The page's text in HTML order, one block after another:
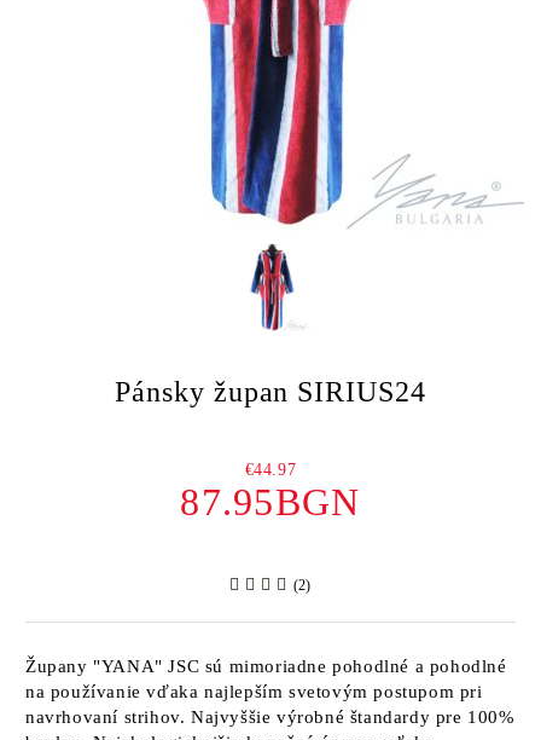
Pánsky župan SIRIUS24
€44.97
87.95BGN
(2)
Župany "YANA" JSC sú mimoriadne pohodlné a pohodlné
na používanie vďaka najlepším svetovým postupom pri
navrhovaní strihov. Najvyššie výrobné štandardy pre 100%